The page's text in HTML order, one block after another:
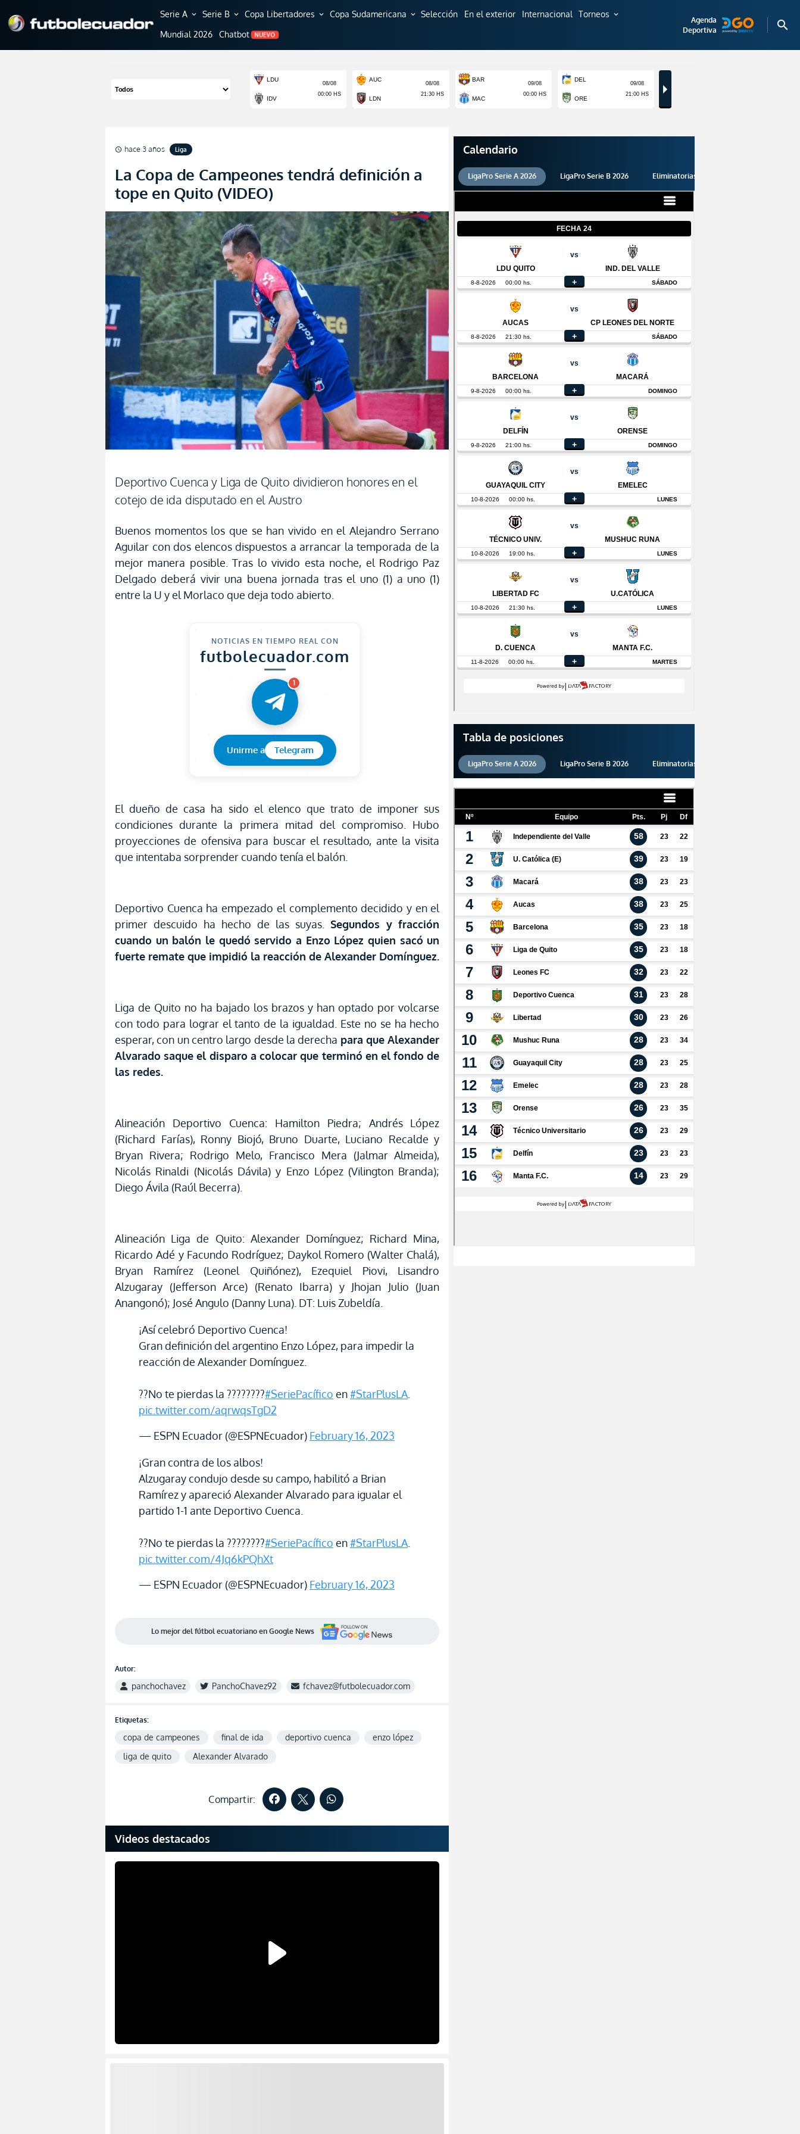
Serie A expand_more Serie B expand_more Copa Libertadores expand_more Copa Sudamericana expand_more Selección En el exterior Internacional Torneos expand_more
Mundial 2026 Chatbot NUEVO
Agenda
Deportiva
search
schedule hace 3 años Liga
La Copa de Campeones tendrá definición a
tope en Quito (VIDEO)
Deportivo Cuenca y Liga de Quito dividieron honores en el
cotejo de ida disputado en el Austro
Buenos momentos los que se han vivido en el Alejandro Serrano
Aguilar con dos elencos dispuestos a arrancar la temporada de la
mejor manera posible. Tras lo vivido esta noche, el Rodrigo Paz
Delgado deberá vivir una buena jornada tras el uno (1) a uno (1)
entre la U y el Morlaco que deja todo abierto.
NOTICIAS EN TIEMPO REAL CON
futbolecuador.com
1
Unirme a Telegram
El dueño de casa ha sido el elenco que trato de imponer sus
condiciones durante la primera mitad del compromiso. Hubo
proyecciones de ofensiva para buscar el resultado, ante la visita
que intentaba sorprender cuando tenía el balón.
Deportivo Cuenca ha empezado el complemento decidido y en el
primer descuido ha hecho de las suyas. Segundos y fracción
cuando un balón le quedó servido a Enzo López quien sacó un
fuerte remate que impidió la reacción de Alexander Domínguez.
Liga de Quito no ha bajado los brazos y han optado por volcarse
con todo para lograr el tanto de la igualdad. Este no se ha hecho
esperar, con un centro largo desde la derecha para que Alexander
Alvarado saque el disparo a colocar que terminó en el fondo de
las redes.
Alineación Deportivo Cuenca: Hamilton Piedra; Andrés López
(Richard Farías), Ronny Biojó, Bruno Duarte, Luciano Recalde y
Bryan Rivera; Rodrigo Melo, Francisco Mera (Jalmar Almeida),
Nicolás Rinaldi (Nicolás Dávila) y Enzo López (Vilington Branda);
Diego Ávila (Raúl Becerra).
Alineación Liga de Quito: Alexander Domínguez; Richard Mina,
Ricardo Adé y Facundo Rodríguez; Daykol Romero (Walter Chalá),
Bryan Ramírez (Leonel Quiñónez), Ezequiel Piovi, Lisandro
Alzugaray (Jefferson Arce) (Renato Ibarra) y Jhojan Julio (Juan
Anangonó); José Angulo (Danny Luna). DT: Luis Zubeldía.
¡Así celebró Deportivo Cuenca!
Gran definición del argentino Enzo López, para impedir la
reacción de Alexander Domínguez.
??No te pierdas la ????????#SeriePacífico en#StarPlusLA
pic.twitter.com/aqrwqsTgD2
— ESPN Ecuador (@ESPNEcuador) February 16, 2023
¡Gran contra de los albos!
Alzugaray condujo desde su campo, habilitó a Brian
Ramírez y apareció Alexander Alvarado para igualar el
partido 1-1 ante Deportivo Cuenca.
??No te pierdas la ????????#SeriePacífico en#StarPlusLA
pic.twitter.com/4Jq6kPQhXt
— ESPN Ecuador (@ESPNEcuador) February 16, 2023
Lo mejor del fútbol ecuatoriano en Google News
Autor:
panchochavez PanchoChavez92 fchavez@futbolecuador.com
Etiquetas:
copa de campeones final de ida deportivo cuenca
enzo lópez
liga de quito
Alexander Alvarado
Compartir:
Videos destacados
Calendario
LigaPro Serie A 2026 LigaPro Serie B 2026 Eliminatorias 2026
Tabla de posiciones
LigaPro Serie A 2026 LigaPro Serie B 2026 Eliminatorias 2026